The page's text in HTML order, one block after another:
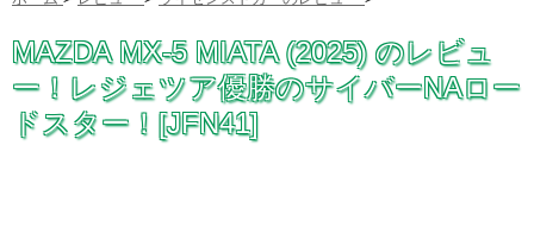
MAZDA MX-5 MIATA (2025) のレビュ
ー！レジェツア優勝のサイバーNAロー
ドスター！[JFN41]